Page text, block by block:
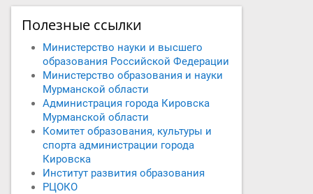
Полезные ссылки
Министерство науки и высшего
образования Российской Федерации
Министерство образования и науки
Мурманской области
Администрация города Кировска
Мурманской области
Комитет образования, культуры и
спорта администрации города
Кировска
Институт развития образования
РЦОКО